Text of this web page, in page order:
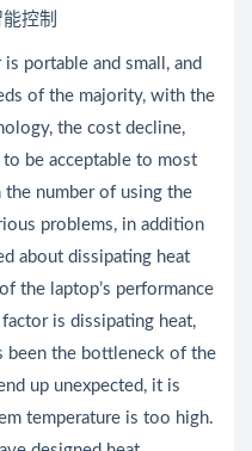
控制
portable and small, and
of the majority, with the
the cost decline,
be acceptable to most
number of using the
problems, in addition
about dissipating heat
the laptop’s performance
is dissipating heat,
been the bottleneck of the
up unexpected, it is
temperature is too high.